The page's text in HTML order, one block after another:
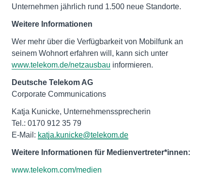
Unternehmen jährlich rund 1.500 neue Standorte.
Weitere Informationen
Wer mehr über die Verfügbarkeit von Mobilfunk an
seinem Wohnort erfahren will, kann sich unter
www.telekom.de/netzausbau informieren.
Deutsche Telekom AG
Corporate Communications
Katja Kunicke, Unternehmenssprecherin
Tel.: 0170 912 35 79
E-Mail: katja.kunicke@telekom.de
Weitere Informationen für Medienvertreter*innen:
www.telekom.com/medien